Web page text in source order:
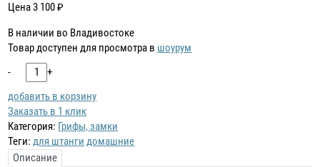
Цена3 100₽
В наличии во Владивостоке
Товар доступен для просмотра в шоурум
-
+
добавить в корзину
Заказать в 1 клик
Категория: Грифы, замки
Теги:для штанги домашние
Описание